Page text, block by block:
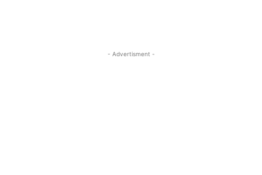
- Advertisment -